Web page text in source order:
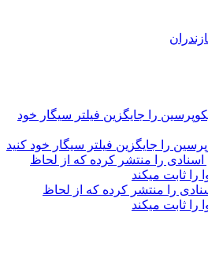
را جایگزین فیلتر سیگار خود کنید
را منتشر کرده که از لحاظ
را ثابت میکند